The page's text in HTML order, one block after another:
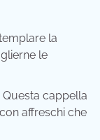
la
le
Questa cappella
affreschi che